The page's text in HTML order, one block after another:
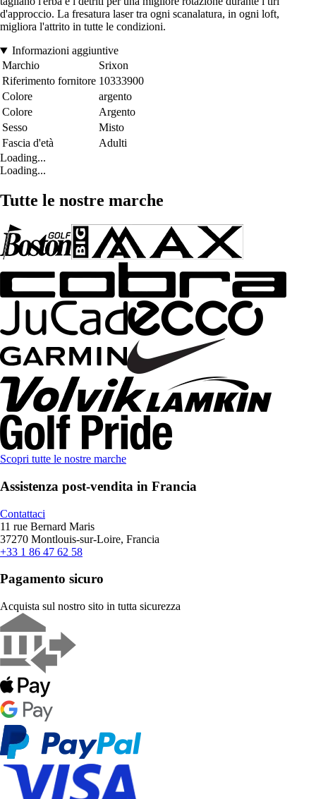
d'approccio. La fresatura laser tra ogni scanalatura, in ogni loft,
migliora l'attrito in tutte le condizioni.
Informazioni aggiuntive
Marchio
Srixon
Riferimento fornitore 10333900
Colore
argento
Colore
Argento
Sesso
Misto
Fascia d'età
Adulti
Loading...
Loading...
Tutte le nostre marche
Scopri tutte le nostre marche
Assistenza post-vendita in Francia
Contattaci
11 rue Bernard Maris
37270 Montlouis-sur-Loire, Francia
+33 1 86 47 62 58
Pagamento sicuro
Acquista sul nostro sito in tutta sicurezza